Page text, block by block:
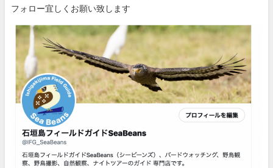
フォロー宜しくお願い致します